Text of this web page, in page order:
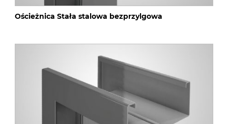
Ościeżnica Stała stalowa bezprzylgowa